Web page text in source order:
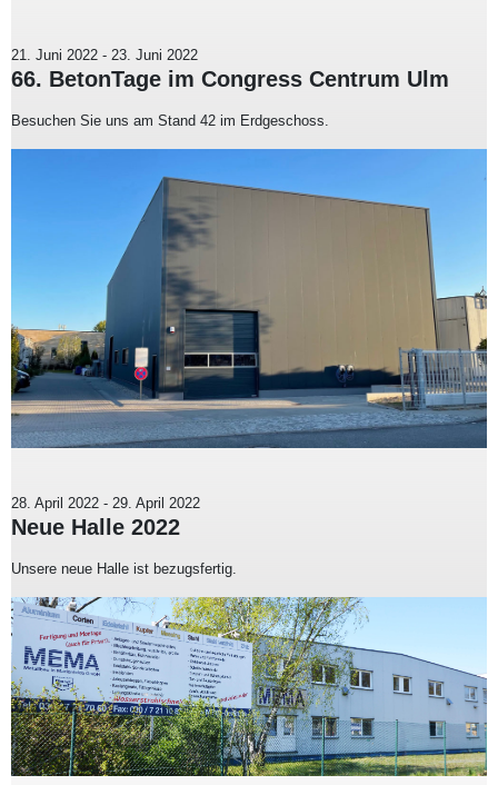
21. Juni 2022 - 23. Juni 2022
66. BetonTage im Congress Centrum Ulm
Besuchen Sie uns am Stand 42 im Erdgeschoss.
28. April 2022 - 29. April 2022
Neue Halle 2022
Unsere neue Halle ist bezugsfertig.